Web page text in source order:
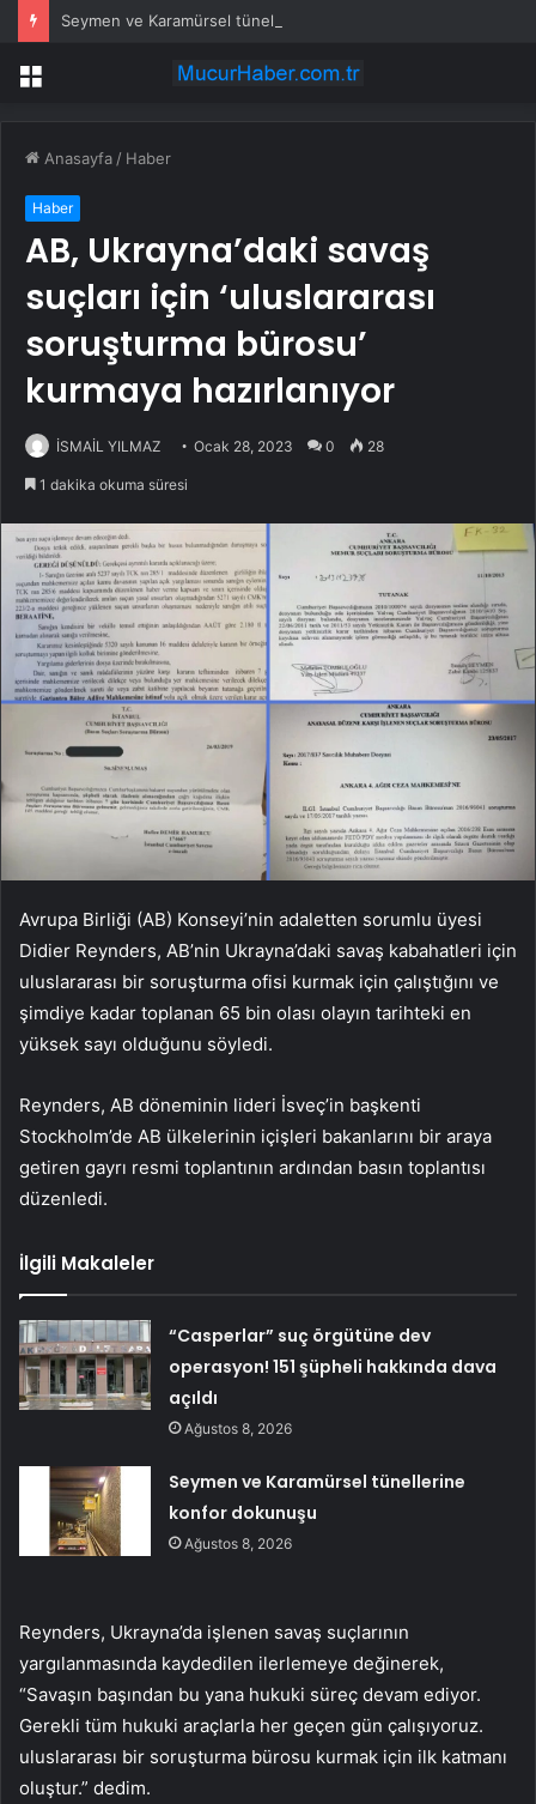
Seymen ve Karamürsel tünellerine konfor dokunuşu
Menü
Anasayfa / Haber
Haber
AB, Ukrayna’daki savaş
suçları için ‘uluslararası
soruşturma bürosu’
kurmaya hazırlanıyor
İSMAİL YILMAZ Ocak 28, 2023 0 28
1 dakika okuma süresi
Avrupa Birliği (AB) Konseyi’nin adaletten sorumlu üyesi
Didier Reynders, AB’nin Ukrayna’daki savaş kabahatleri için
uluslararası bir soruşturma ofisi kurmak için çalıştığını ve
şimdiye kadar toplanan 65 bin olası olayın tarihteki en
yüksek sayı olduğunu söyledi.
Reynders, AB döneminin lideri İsveç’in başkenti
Stockholm’de AB ülkelerinin içişleri bakanlarını bir araya
getiren gayrı resmi toplantının ardından basın toplantısı
düzenledi.
İlgili Makaleler
“Casperlar” suç örgütüne dev
operasyon! 151 şüpheli hakkında dava
açıldı
Ağustos 8, 2026
Seymen ve Karamürsel tünellerine
konfor dokunuşu
Ağustos 8, 2026
Reynders, Ukrayna’da işlenen savaş suçlarının
yargılanmasında kaydedilen ilerlemeye değinerek,
“Savaşın başından bu yana hukuki süreç devam ediyor.
Gerekli tüm hukuki araçlarla her geçen gün çalışıyoruz.
uluslararası bir soruşturma bürosu kurmak için ilk katmanı
oluştur.” dedim.